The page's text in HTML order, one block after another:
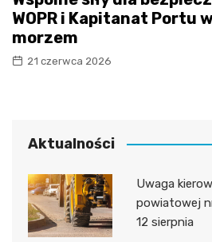
WOPR i Kapitanat Portu
morzem
21 czerwca 2026
Aktualności
Uwaga
powiatowej
12 sierpnia